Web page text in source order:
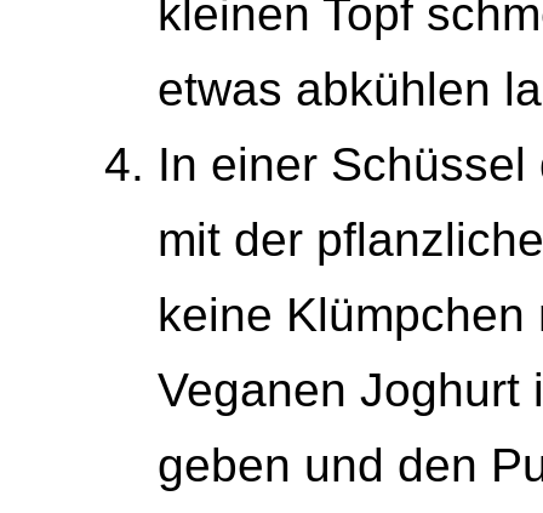
kleinen Topf
etwas abkühlen
In einer
mit der
keine
Veganen Joghurt
geben und den